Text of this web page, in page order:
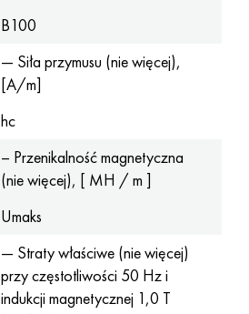
B100
— Siła przymusu (nie więcej),
[A/m]
hc
– Przenikalność magnetyczna
(nie więcej), [ MH / m ]
Umaks
— Straty właściwe (nie więcej)
przy częstotliwości 50 Hz i
indukcji magnetycznej 1,0 T